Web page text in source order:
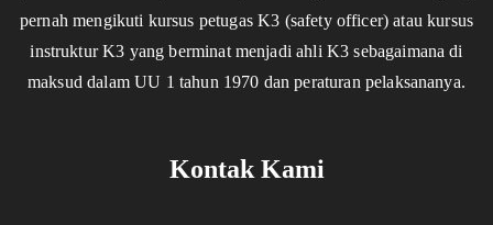
pernah mengikuti kursus petugas K3 (safety officer) atau kursus
instruktur K3 yang berminat menjadi ahli K3 sebagaimana di
maksud dalam UU 1 tahun 1970 dan peraturan pelaksananya.
Kontak Kami